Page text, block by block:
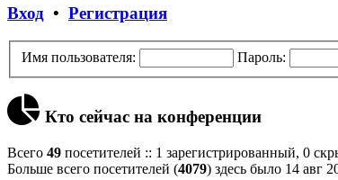
Вход • Регистрация
Имя пользователя: Пароль:
Кто сейчас на конференции
Всего 49 посетителей :: 1 зарегистрированный, 0
Больше всего посетителей (4079) здесь было 14 авг